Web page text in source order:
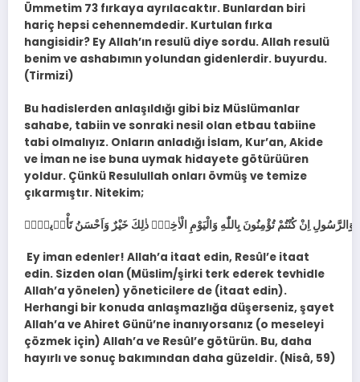
Ümmetim 73 fırkaya ayrılacaktır. Bunlardan biri
hariç hepsi cehennemdedir. Kurtulan fırka
hangisidir? Ey Allah’ın resulü diye sordu. Allah resulü
benim ve ashabımın yolundan gidenlerdir. buyurdu.
(Tirmizi)
Bu hadislerden anlaşıldığı gibi biz Müslümanlar
sahabe, tabiin ve sonraki nesil olan etbau tabiine
tabi olmalıyız. Onların anladığı İslam, Kur’an, Akide
ve İman ne ise buna uymak hidayete götürüüren
yoldur. Çünkü Resulullah onları övmüş ve temize
çıkarmıştır. Nitekim;
Ey iman edenler! Allah’a itaat edin, Resûl’e itaat
edin. Sizden olan (Müslim/şirki terk ederek tevhidle
Allah’a yönelen) yöneticilere de (itaat edin).
Herhangi bir konuda anlaşmazlığa düşerseniz, şayet
Allah’a ve Ahiret Günü’ne inanıyorsanız (o meseleyi
çözmek için) Allah’a ve Resûl’e götürün. Bu, daha
hayırlı ve sonuç bakımından daha güzeldir. (Nisâ, 59)